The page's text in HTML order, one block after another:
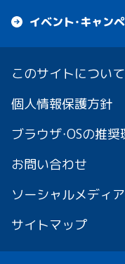
イベント・キャン
このサイトについて
個人情報保護方針
ブラウザ・OSの推
お問い合わせ
ソーシャルメディ
サイトマップ